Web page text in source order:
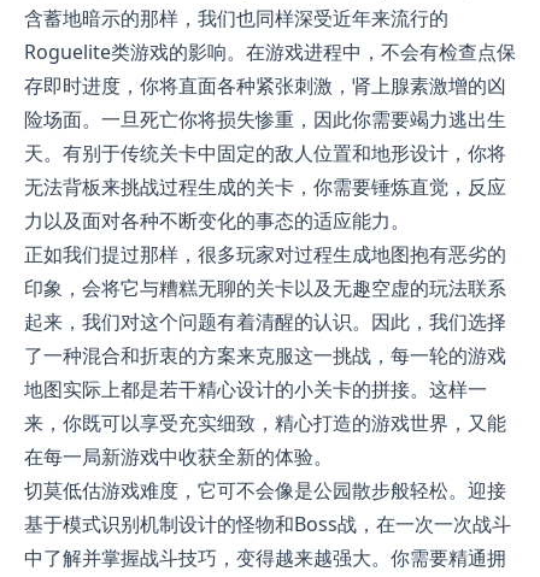
含蓄地暗示的那样，我们也同样深受近年来流行的
Roguelite类游戏的影响。在游戏进程中，不会有检查点保
存即时进度，你将直面各种紧张刺激，肾上腺素激增的凶
险场面。一旦死亡你将损失惨重，因此你需要竭力逃出生
天。有别于传统关卡中固定的敌人位置和地形设计，你将
无法背板来挑战过程生成的关卡，你需要锤炼直觉，反应
力以及面对各种不断变化的事态的适应能力。
正如我们提过那样，很多玩家对过程生成地图抱有恶劣的
印象，会将它与糟糕无聊的关卡以及无趣空虚的玩法联系
起来，我们对这个问题有着清醒的认识。因此，我们选择
了一种混合和折衷的方案来克服这一挑战，每一轮的游戏
地图实际上都是若干精心设计的小关卡的拼接。这样一
来，你既可以享受充实细致，精心打造的游戏世界，又能
在每一局新游戏中收获全新的体验。
切莫低估游戏难度，它可不会像是公园散步般轻松。迎接
基于模式识别机制设计的怪物和Boss战，在一次一次战斗
中了解并掌握战斗技巧，变得越来越强大。你需要精通拥